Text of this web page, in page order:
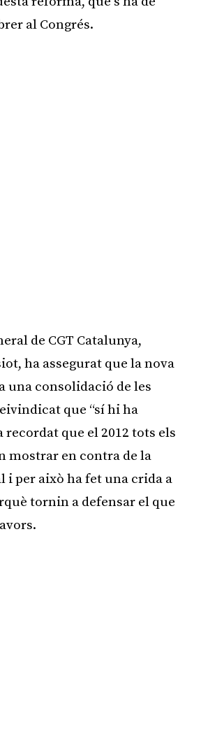
al Congrés.
de CGT Catalunya,
ha assegurat que la nova
una consolidació de les
que “sí hi ha
recordat que el 2012 tots els
mostrar en contra de la
i per això ha fet una crida a
tornin a defensar el que